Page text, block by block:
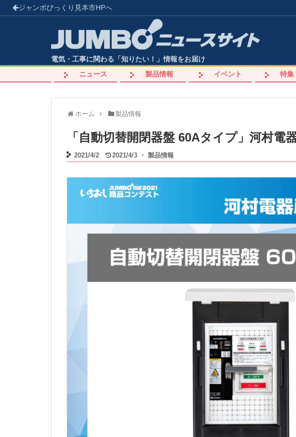
ジャンボびっくり見本市HPへ
電気・工事に関わる「知りたい！」情報をお届け
ニュース
製品情報 イベント 特集
ホーム 製品情報
「自動切替開閉器盤 60Aタイプ」河村電
2021/4/2 2021/4/3・ 製品情報